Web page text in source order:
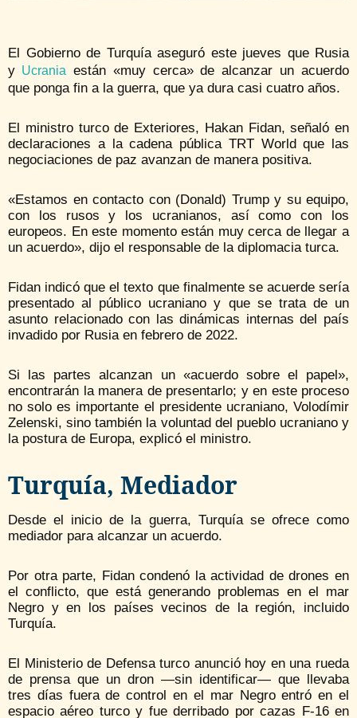
El Gobierno de Turquía aseguró este jueves que Rusia
y Ucrania están «muy cerca» de alcanzar un acuerdo
que ponga fin a la guerra, que ya dura casi cuatro años.
El ministro turco de Exteriores, Hakan Fidan, señaló en
declaraciones a la cadena pública TRT World que las
negociaciones de paz avanzan de manera positiva.
«Estamos en contacto con (Donald) Trump y su equipo,
con los rusos y los ucranianos, así como con los
europeos. En este momento están muy cerca de llegar a
un acuerdo», dijo el responsable de la diplomacia turca.
Fidan indicó que el texto que finalmente se acuerde sería
presentado al público ucraniano y que se trata de un
asunto relacionado con las dinámicas internas del país
invadido por Rusia en febrero de 2022.
Si las partes alcanzan un «acuerdo sobre el papel»,
encontrarán la manera de presentarlo; y en este proceso
no solo es importante el presidente ucraniano, Volodímir
Zelenski, sino también la voluntad del pueblo ucraniano y
la postura de Europa, explicó el ministro.
Turquía, Mediador
Desde el inicio de la guerra, Turquía se ofrece como
mediador para alcanzar un acuerdo.
Por otra parte, Fidan condenó la actividad de drones en
el conflicto, que está generando problemas en el mar
Negro y en los países vecinos de la región, incluido
Turquía.
El Ministerio de Defensa turco anunció hoy en una rueda
de prensa que un dron —sin identificar— que llevaba
tres días fuera de control en el mar Negro entró en el
espacio aéreo turco y fue derribado por cazas F-16 en